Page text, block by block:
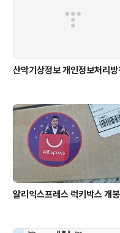
산악기상정보 개인정보처리방
알리익스프레스 럭키박스 개봉